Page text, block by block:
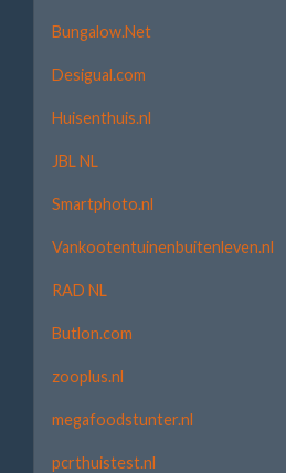
Bungalow.Net
Desigual.com
Huisenthuis.nl
JBL NL
Smartphoto.nl
Vankootentuinenbuitenleven.nl
RAD NL
Butlon.com
zooplus.nl
megafoodstunter.nl
pcrthuistest.nl